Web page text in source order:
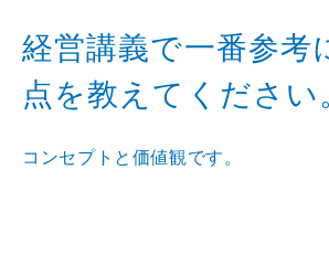
経営講義で一番参考
点を教えてください
コンセプトと価値観です。